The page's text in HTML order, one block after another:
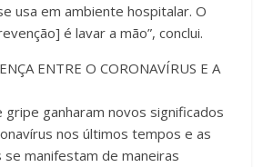
usa em ambiente hospitalar. O
é lavar a mão”, conclui.
ENTRE O CORONAVÍRUS E A
gripe ganharam novos significados
nos últimos tempos e as
manifestam de maneiras